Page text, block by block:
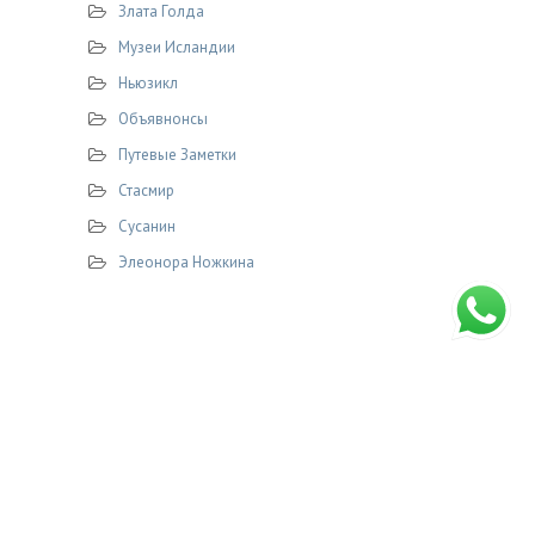
Злата Голда
Музеи Исландии
Ньюзикл
Объявнонсы
Путевые Заметки
Стасмир
Сусанин
Элеонора Ножкина